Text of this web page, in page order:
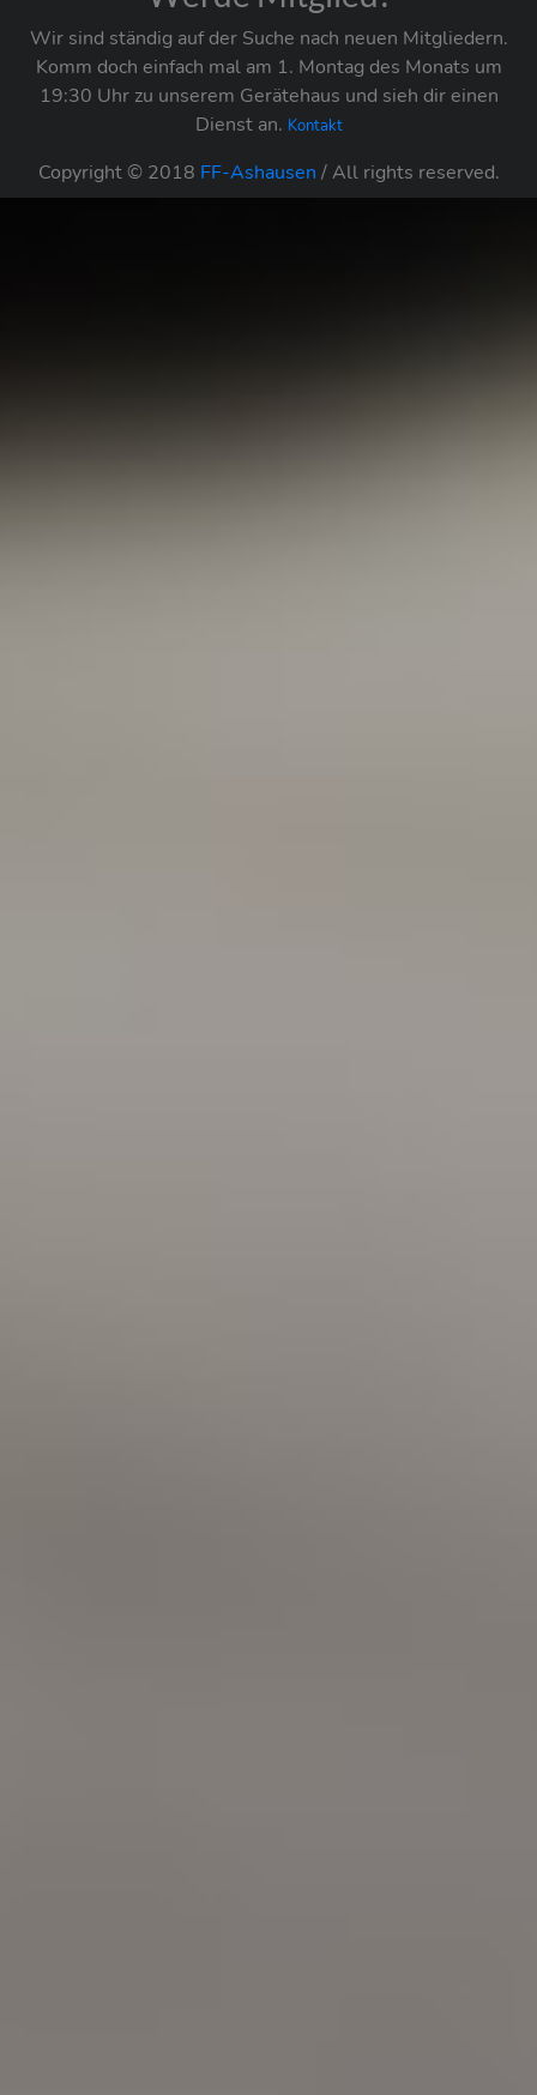
Wir sind ständig auf der Suche nach neuen Mitgliedern.
Komm doch einfach mal am 1. Montag des Monats um
19:30 Uhr zu unserem Gerätehaus und sieh dir einen
Dienst an. Kontakt
Copyright © 2018 FF-Ashausen / All rights reserved.